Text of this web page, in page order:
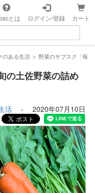
とは ログイン/登録 カート
のある生活 ＞ 野菜のサブスク「毎
の土佐野菜の詰め
活 - 2020年07月10日